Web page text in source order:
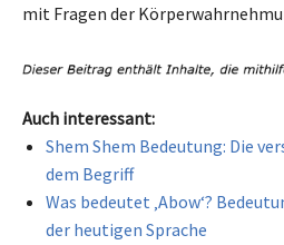
mit Fragen der
Auch interessant:
Shem Shem Bedeutung: Die
dem Begriff
Was bedeutet ‚Abow‘?
der heutigen Sprache